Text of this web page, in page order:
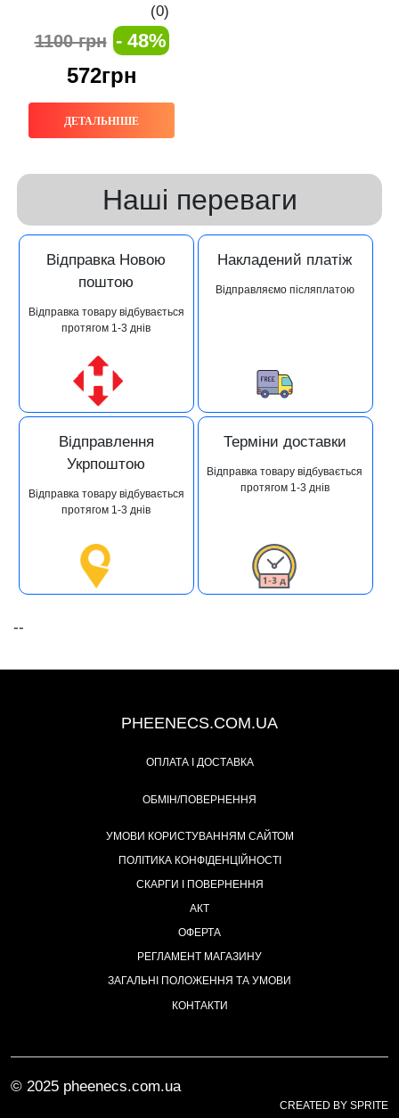
(0)
1100 грн - 48%
572грн
ДЕТАЛЬНІШЕ
Наші переваги
Відправка Новою
поштою
Відправка товару відбувається
протягом 1-3 днів
Накладений платіж
Відправляємо післяплатою
Відправлення
Укрпоштою
Відправка товару відбувається
протягом 1-3 днів
Терміни доставки
Відправка товару відбувається
протягом 1-3 днів
--
PHEENECS.COM.UA
ОПЛАТА І ДОСТАВКА
ОБМІН/ПОВЕРНЕННЯ
УМОВИ КОРИСТУВАННЯМ САЙТОМ
ПОЛІТИКА КОНФІДЕНЦІЙНОСТІ
СКАРГИ І ПОВЕРНЕННЯ
АКТ
ОФЕРТА
РЕГЛАМЕНТ МАГАЗИНУ
ЗАГАЛЬНІ ПОЛОЖЕННЯ ТА УМОВИ
КОНТАКТИ
© 2025 pheenecs.com.ua
CREATED BY SPRITE